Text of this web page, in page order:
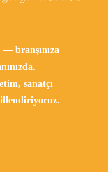
branşınıza
sanatçı